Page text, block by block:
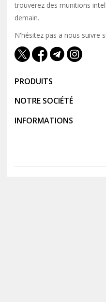
trouverez des munitions
demain.
N'hésitez pas a nous suivre
PRODUITS
NOTRE SOCIÉTÉ
INFORMATIONS